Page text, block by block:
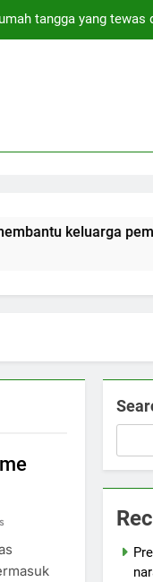
tangga yang tewas
Berwisata SAAT INI?
Berwisata SAAT INI?
pembantu